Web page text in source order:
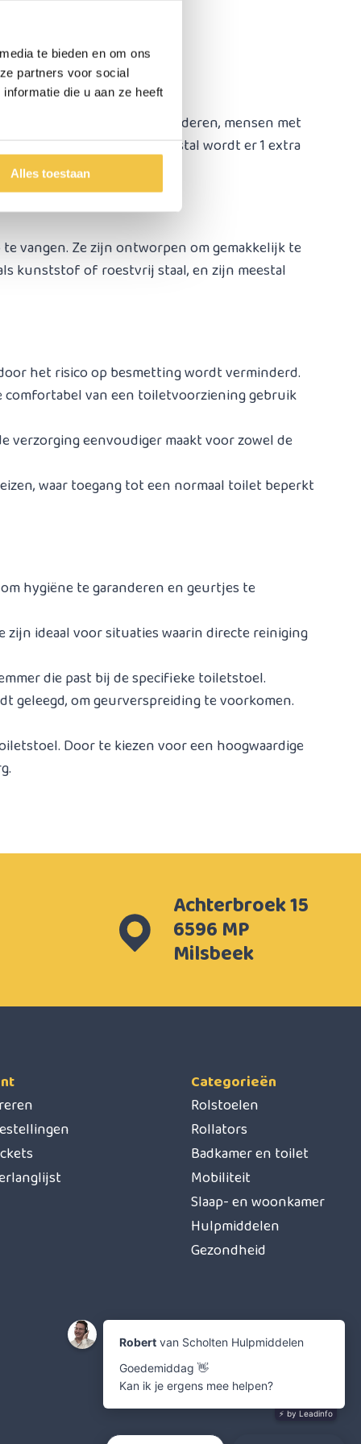
te bieden en om ons
partners voor social
die u aan ze heeft
Alles toestaan
toilet te bereiken, zoals ouderen, mensen met
toiletstoel/postoel. Meestal wordt er 1 extra
vangen. Ze zijn ontworpen om gemakkelijk te
kunststof of roestvrij staal, en zijn meestal
het risico op besmetting wordt verminderd.
van een toiletvoorziening gebruik
verzorging eenvoudiger maakt voor zowel de
waar toegang tot een normaal toilet beperkt
hygiëne te garanderen en geurtjes te
zijn ideaal voor situaties waarin directe reiniging
die past bij de specifieke toiletstoel.
geleegd, om geurverspreiding te voorkomen.
Door te kiezen voor een hoogwaardige
Achterbroek 15
6596 MP
Milsbeek
Categorieën
Rolstoelen
Rollators
Badkamer en toilet
Mobiliteit
Slaap- en woonkamer
Hulpmiddelen
Gezondheid